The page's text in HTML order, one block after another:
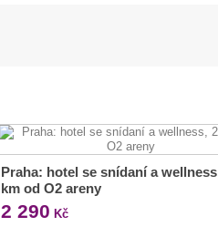
Praha: hotel se snídaní a
km od O2 areny
2 290 Kč